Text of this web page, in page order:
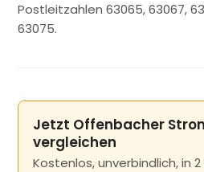
Postleitzahlen 63065, 63067,
63075.
Jetzt Offenbacher
vergleichen
Kostenlos, unverbindlich, in